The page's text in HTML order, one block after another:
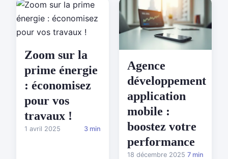
Zoom sur la
prime énergie
: économisez
pour vos
travaux !
1 avril 2025 3 min
Agence
développement
application
mobile :
boostez votre
performance
18 décembre 2025 7 min